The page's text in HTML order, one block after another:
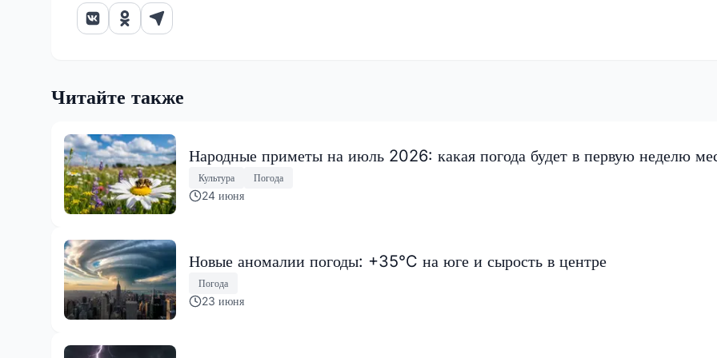
Читайте также
Народные приметы на июль 2026: какая погода будет в первую неделю
Культура Погода
24 июня
Новые аномалии погоды: +35°C на юге и сырость в центре
Погода
23 июня